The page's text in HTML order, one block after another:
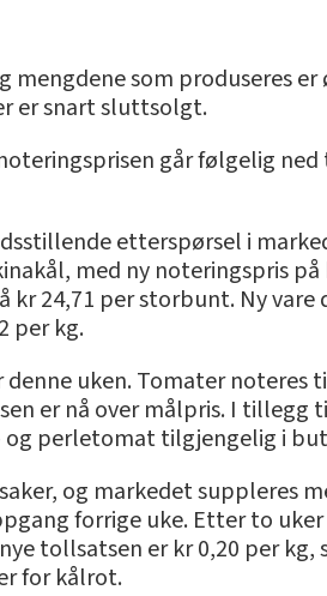
som produseres
er snart sluttsolgt.
går følgelig
etterspørsel i
med ny noteringspris
24,71 per storbunt. Ny
per kg.
uken. Tomater noteres
er nå over målpris. I tillegg
perletomat tilgjengelig i
og markedet suppleres
forrige uke. Etter to
tollsatsen er kr 0,20 per kg,
for kålrot.